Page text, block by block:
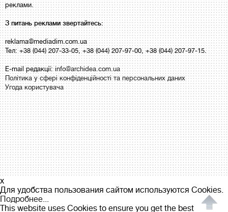
реклами.
З питань реклами звертайтесь:
reklama@mediadim.com.ua
Тел: +38 (044) 207-33-05, +38 (044) 207-97-00, +38 (044) 207-97-15.
E-mail редакції:info@archidea.com.ua
Політика у сфері конфіденційності та персональних даних
Угода користувача
x
Для удобства пользования сайтом используются Cookies.
Подробнее...
This website uses Cookies to ensure you get the best